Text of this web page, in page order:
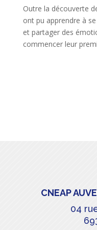
Outre la découverte
ont pu apprendre à
et partager des
commencer leur
CNEAP
04